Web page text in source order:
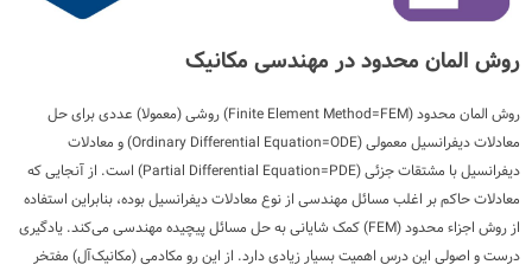
روش المان محدود در مهندسی مکانیک
روش المان محدود (Finite Element Method=FEM) روشی (معمولا) عددی برای حل
معادلات دیفرانسیل معمولی (Ordinary Differential Equation=ODE) و معادلات
دیفرانسیل با مشتقات جزئی (Partial Differential Equation=PDE) است. از آنجایی که
معادلات حاکم بر اغلب مسائل مهندسی از نوع معادلات دیفرانسیل بوده، بنابراین استفاده
از روش اجزاء محدود (FEM) کمک شایانی به حل مسائل پیچیده مهندسی می‌کند. یادگیری
درست و اصولی این درس اهمیت بسیار زیادی دارد. از این رو مکادمی (مکانیک‌آل) مفتخر